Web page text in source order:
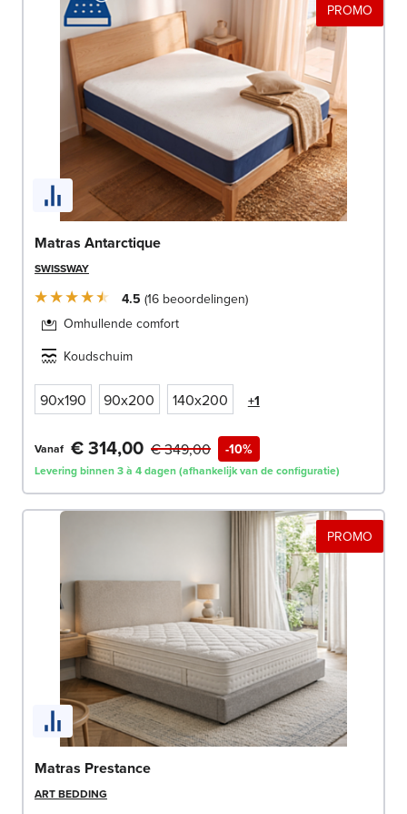
PROMO
Matras Antarctique
SWISSWAY
4.5 16 beoordelingen
Omhullende comfort
Koudschuim
90x190 90x200 140x200 +1
Vanaf € 314,00 -10%
€ 349,00
Levering binnen 3 à 4 dagen (afhankelijk van de configuratie)
PROMO
Matras Prestance
ART BEDDING